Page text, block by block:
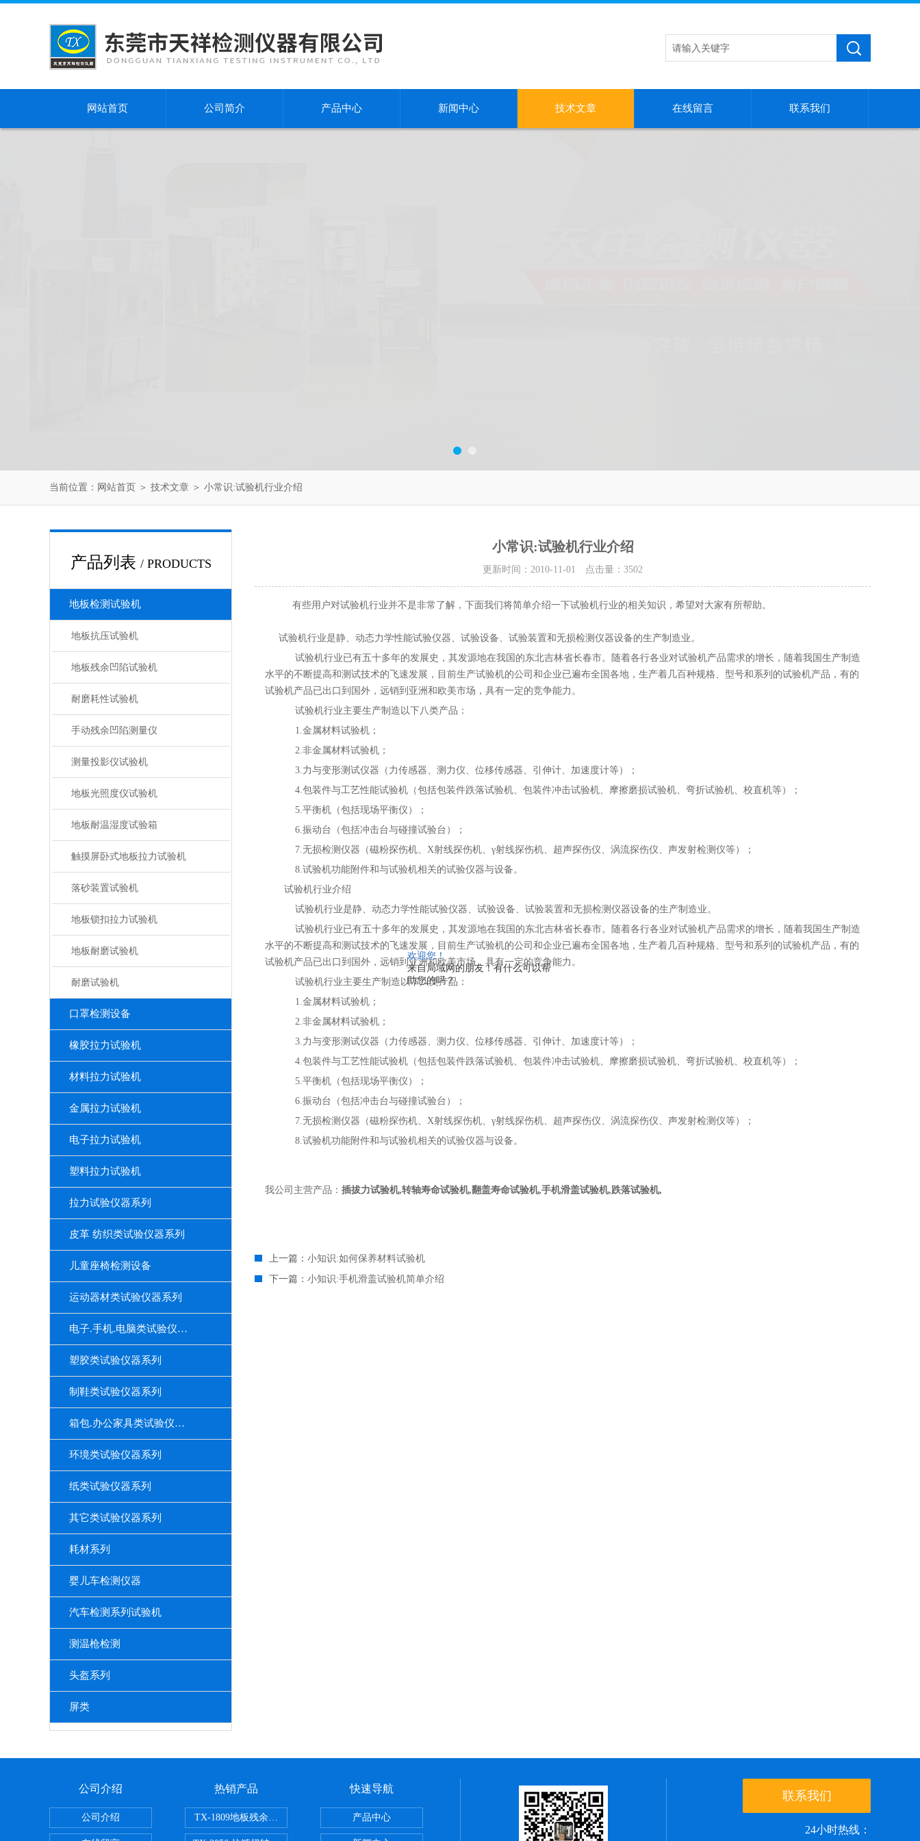
欢迎您！
来自局域网的朋友！有什么可以帮
助您的吗？
网站首页 公司简介 产品中心 新闻中心 技术文章 在线留言 联系我们
当前位置： 网站首页 ＞ 技术文章 ＞ 小常识:试验机行业介绍
产品列表 / PRODUCTS
地板检测试验机
地板抗压试验机
地板残余凹陷试验机
耐磨耗性试验机
手动残余凹陷测量仪
测量投影仪试验机
地板光照度仪试验机
地板耐温湿度试验箱
触摸屏卧式地板拉力试验机
落砂装置试验机
地板锁扣拉力试验机
地板耐磨试验机
耐磨试验机
口罩检测设备
橡胶拉力试验机
材料拉力试验机
金属拉力试验机
电子拉力试验机
塑料拉力试验机
拉力试验仪器系列
皮革 纺织类试验仪器系列
儿童座椅检测设备
运动器材类试验仪器系列
电子.手机.电脑类试验仪器系列
塑胶类试验仪器系列
制鞋类试验仪器系列
箱包.办公家具类试验仪器系列
环境类试验仪器系列
纸类试验仪器系列
其它类试验仪器系列
耗材系列
婴儿车检测仪器
汽车检测系列试验机
测温枪检测
头盔系列
屏类
小常识:试验机行业介绍
更新时间：2010-11-01 点击量： 3502
有些用户对试验机行业并不是非常了解，下面我们将简单介绍一下试验机行业的相关知识，希望对大家有所帮助。
试验机行业是静、动态力学性能试验仪器、试验设备、试验装置和无损检测仪器设备的生产制造业。
试验机行业已有五十多年的发展史，其发源地在我国的东北吉林省长春市。随着各行各业对试验机产品需求的增长，随着我国生产制造
水平的不断提高和测试技术的飞速发展，目前生产试验机的公司和企业已遍布全国各地，生产着几百种规格、型号和系列的试验机产品，有的
试验机产品已出口到国外，远销到亚洲和欧美市场，具有一定的竞争能力。
试验机行业主要生产制造以下八类产品：
1.金属材料试验机；
2.非金属材料试验机；
3.力与变形测试仪器（力传感器、测力仪、位移传感器、引伸计、加速度计等）；
4.包装件与工艺性能试验机（包括包装件跌落试验机、包装件冲击试验机、摩擦磨损试验机、弯折试验机、校直机等）；
5.平衡机（包括现场平衡仪）；
6.振动台（包括冲击台与碰撞试验台）；
7.无损检测仪器（磁粉探伤机、X射线探伤机、γ射线探伤机、超声探伤仪、涡流探伤仪、声发射检测仪等）；
8.试验机功能附件和与试验机相关的试验仪器与设备。
试验机行业介绍
试验机行业是静、动态力学性能试验仪器、试验设备、试验装置和无损检测仪器设备的生产制造业。
试验机行业已有五十多年的发展史，其发源地在我国的东北吉林省长春市。随着各行各业对试验机产品需求的增长，随着我国生产制造
水平的不断提高和测试技术的飞速发展，目前生产试验机的公司和企业已遍布全国各地，生产着几百种规格、型号和系列的试验机产品，有的
试验机产品已出口到国外，远销到亚洲和欧美市场，具有一定的竞争能力。
试验机行业主要生产制造以下八类产品：
1.金属材料试验机；
2.非金属材料试验机；
3.力与变形测试仪器（力传感器、测力仪、位移传感器、引伸计、加速度计等）；
4.包装件与工艺性能试验机（包括包装件跌落试验机、包装件冲击试验机、摩擦磨损试验机、弯折试验机、校直机等）；
5.平衡机（包括现场平衡仪）；
6.振动台（包括冲击台与碰撞试验台）；
7.无损检测仪器（磁粉探伤机、X射线探伤机、γ射线探伤机、超声探伤仪、涡流探伤仪、声发射检测仪等）；
8.试验机功能附件和与试验机相关的试验仪器与设备。
我公司主营产品： 插拔力试验机,转轴寿命试验机,翻盖寿命试验机,手机滑盖试验机,跌落试验机,
上一篇： 小知识:如何保养材料试验机
下一篇： 小知识:手机滑盖试验机简单介绍
公司介绍
公司介绍
热销产品
TX-1809地板残余凹陷试验机
快速导航
产品中心
联系我们
24小时热线：